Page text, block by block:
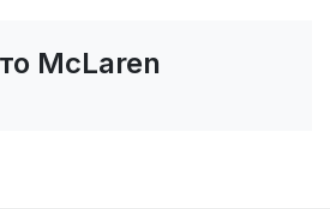
McLaren